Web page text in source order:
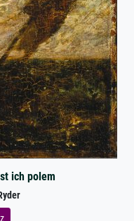
ich polem